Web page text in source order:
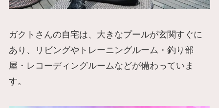
ガクトさんの自宅は、大きなプールが玄関すぐに
あり、リビングやトレーニングルーム・釣り部
屋・レコーディングルームなどが備わっていま
す。